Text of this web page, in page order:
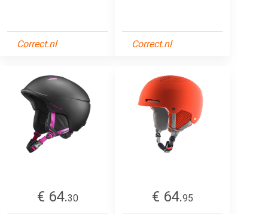
Correct.nl Correct.nl
€ 64.30
€ 64.95